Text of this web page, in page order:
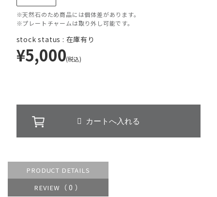
※天然石のため商品には個体差があります。
※プレートチャームは取り外し可能です。
stock status : 在庫有り
¥5,000(税込)
PRODUCT DETAILS
REVIEW
（ 0 ）